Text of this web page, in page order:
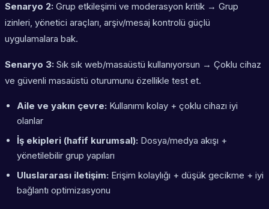
Senaryo 2: Grup etkileşimi ve moderasyon kritik → Grup
izinleri, yönetici araçları, arşiv/mesaj kontrolü güçlü
uygulamalara bak.
Senaryo 3: Sık sık web/masaüstü kullanıyorsun → Çoklu cihaz
ve güvenli masaüstü oturumunu özellikle test et.
Aile ve yakın çevre: Kullanımı kolay + çoklu cihazı iyi
olanlar
İş ekipleri (hafif kurumsal): Dosya/medya akışı +
yönetilebilir grup yapıları
Uluslararası iletişim: Erişim kolaylığı + düşük gecikme + iyi
bağlantı optimizasyonu